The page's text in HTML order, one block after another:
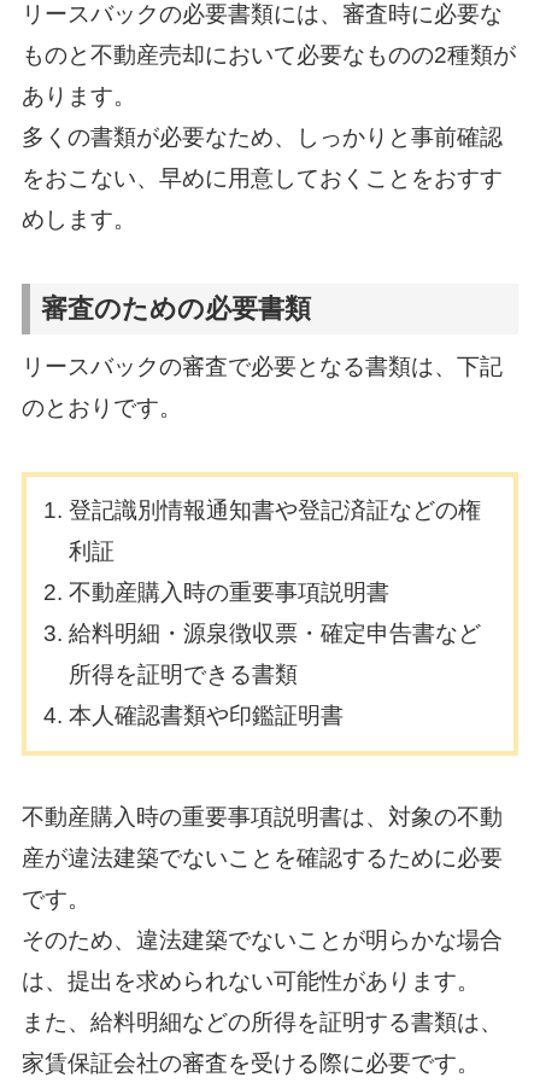
リースバックの必要書類には、審査時に必要な
ものと不動産売却において必要なものの2種類が
あります。
多くの書類が必要なため、しっかりと事前確認
をおこない、早めに用意しておくことをおすす
めします。
審査のための必要書類
リースバックの審査で必要となる書類は、下記
のとおりです。
登記識別情報通知書や登記済証などの権
利証
不動産購入時の重要事項説明書
給料明細・源泉徴収票・確定申告書など
所得を証明できる書類
本人確認書類や印鑑証明書
不動産購入時の重要事項説明書は、対象の不動
産が違法建築でないことを確認するために必要
です。
そのため、違法建築でないことが明らかな場合
は、提出を求められない可能性があります。
また、給料明細などの所得を証明する書類は、
家賃保証会社の審査を受ける際に必要です。